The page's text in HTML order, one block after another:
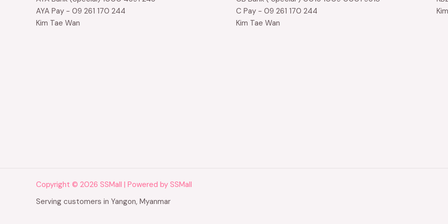
AYA Pay - 09 261 170 244
Kim Tae Wan
C Pay - 09 261 170 244
Kim Tae Wan
Copyright © 2026 SSMall | Powered by SSMall
Serving customers in Yangon, Myanmar